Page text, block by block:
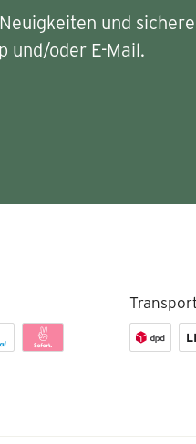
und
und/oder E-Mail.